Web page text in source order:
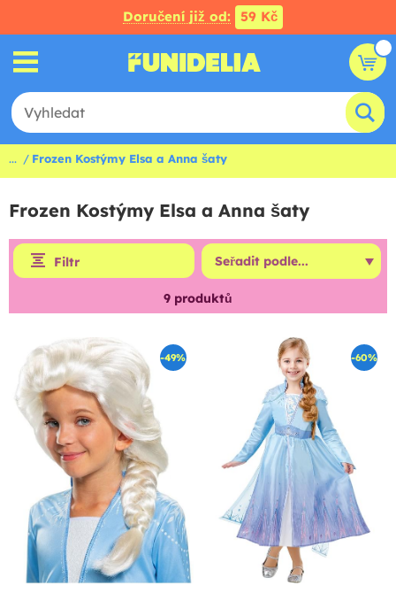
Doručení již od: 59 Kč
... Frozen Kostýmy Elsa a Anna šaty
Frozen Kostýmy Elsa a Anna šaty
Filtr
9 produktů
-49% -60%